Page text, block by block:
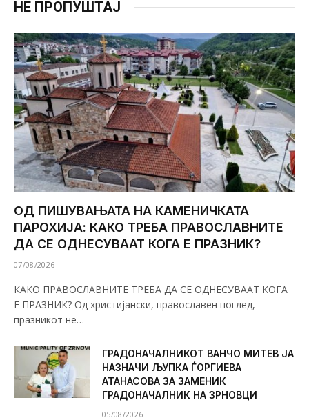
НЕ ПРОПУШТАЈ
ОД ПИШУВАЊАТА НА КАМЕНИЧКАТА
ПАРОХИЈА: КАКО ТРЕБА ПРАВОСЛАВНИТЕ
ДА СЕ ОДНЕСУВААТ КОГА Е ПРАЗНИК?
07/08/2026
КАКО ПРАВОСЛАВНИТЕ ТРЕБА ДА СЕ ОДНЕСУВААТ КОГА
Е ПРАЗНИК? Од христијански, православен поглед,
празникот не…
ГРАДОНАЧАЛНИКОТ ВАНЧО МИТЕВ ЈА
НАЗНАЧИ ЉУПКА ЃОРГИЕВА
АТАНАСОВА ЗА ЗАМЕНИК
ГРАДОНАЧАЛНИК НА ЗРНОВЦИ
05/08/2026